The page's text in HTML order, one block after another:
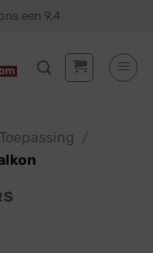
een 9,4
Toepassing